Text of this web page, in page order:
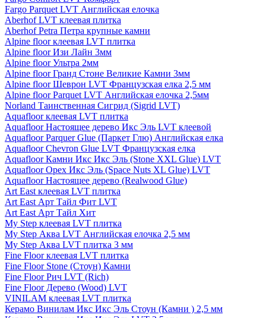
Fargo Parquet LVT Английская елочка
Aberhof LVT клеевая плитка
Aberhof Petra Петра крупные камни
Alpine floor клеевая LVT плитка
Alpine floor Изи Лайн 3мм
Alpine floor Ультра 2мм
Alpine floor Гранд Стоне Великие Камни 3мм
Alpine floor Шеврон LVT Французская елка 2,5 мм
Alpine floor Parquet LVT Английская елочка 2,5мм
Norland Таинственная Сигрид (Sigrid LVT)
Aquafloor клеевая LVT плитка
Aquafloor Настоящее дерево Икс Эль LVT клеевой
Aquafloor Parquer Glue (Паркет Глю) Английская елка
Aquafloor Chevron Glue LVT Французская елка
Aquafloor Камни Икс Икс Эль (Stone XXL Glue) LVT
Aquafloor Орех Икс Эль (Space Nuts XL Glue) LVT
Aquafloor Настоящее дерево (Realwood Glue)
Art East клеевая LVT плитка
Art East Арт Тайл Фит LVT
Art East Арт Тайл Хит
My Step клеевая LVT плитка
My Step Аква LVT Английская елочка 2,5 мм
My Step Аква LVT плитка 3 мм
Fine Floor клеевая LVT плитка
Fine Floor Stone (Стоун) Камни
Fine Floor Рич LVT (Rich)
Fine Floor Дерево (Wood) LVT
VINILAM клеевая LVT плитка
Керамо Винилам Икс Икс Эль Стоун (Камни ) 2,5 мм